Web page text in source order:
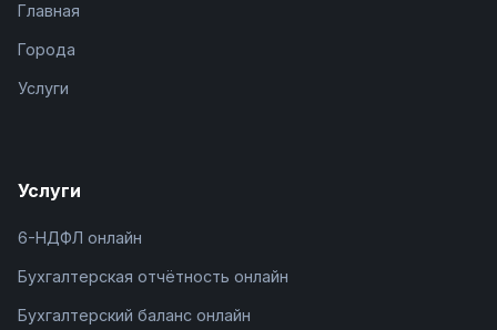
Главная
Города
Услуги
Услуги
6-НДФЛ онлайн
Бухгалтерская отчётность онлайн
Бухгалтерский баланс онлайн